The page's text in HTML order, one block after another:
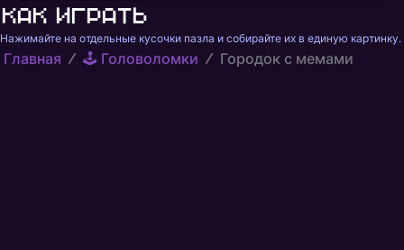
Как играть
Нажимайте на отдельные кусочки пазла и собирайте их в единую картинку.
Главная 🕹️ Головоломки Городок с мемами